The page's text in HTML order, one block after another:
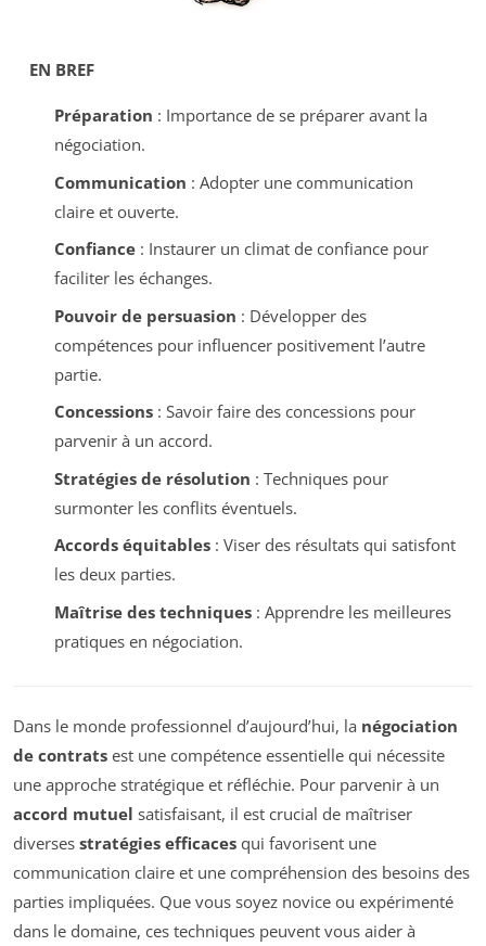
EN BREF
Préparation : Importance de se préparer avant la
négociation.
Communication : Adopter une communication
claire et ouverte.
Confiance: Instaurer un climat de confiance pour
faciliter les échanges.
Pouvoir de persuasion : Développer des
compétences pour influencer positivement l’autre
partie.
Concessions: Savoir faire des concessions pour
parvenir à un accord.
Stratégies de résolution : Techniques pour
surmonter les conflits éventuels.
Accords équitables: Viser des résultats qui satisfont
les deux parties.
Maîtrise des techniques: Apprendre les meilleures
pratiques en négociation.
Dans le monde professionnel d’aujourd’hui, la négociation
de contrats est une compétence essentielle qui nécessite
une approche stratégique et réfléchie. Pour parvenir à un
accord mutuel satisfaisant, il est crucial de maîtriser
diverses stratégies efficaces qui favorisent une
communication claire et une compréhension des besoins des
parties impliquées. Que vous soyez novice ou expérimenté
dans le domaine, ces techniques peuvent vous aider à